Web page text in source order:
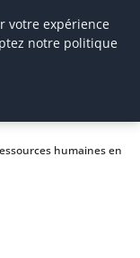
humaines en
votre expérience
notre politique